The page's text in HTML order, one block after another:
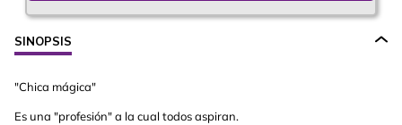
SINOPSIS
"Chica mágica"
Es una "profesión" a la cual todos aspiran.